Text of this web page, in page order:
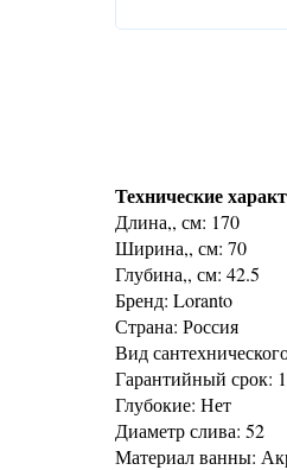
Технические
Длина,, см: 170
Ширина,, см: 70
Глубина,, см: 42.5
Бренд: Loranto
Страна: Россия
Вид
Гарантийный срок:
Глубокие: Нет
Диаметр слива: 52
Материал ванны: